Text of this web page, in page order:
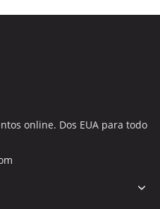
online. Dos EUA para todo